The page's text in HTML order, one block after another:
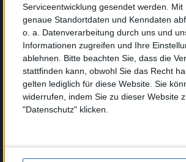
Serviceentwicklung gesendet werden. Mit
genaue Standortdaten und Kenndaten
o. a. Datenverarbeitung durch uns und
Informationen zugreifen und Ihre
ablehnen. Bitte beachten Sie, dass die
stattfinden kann, obwohl Sie das Recht
gelten lediglich für diese Website. Sie
widerrufen, indem Sie zu dieser Website
"Datenschutz" klicken.